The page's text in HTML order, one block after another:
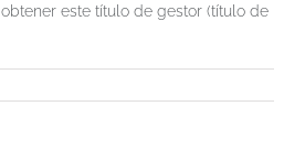
este título de gestor (título de